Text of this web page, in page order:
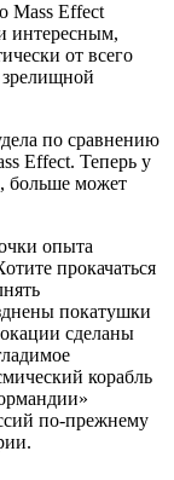
Mass Effect
интересным,
от всего
зрелищной
по сравнению
Effect. Теперь у
больше может
опыта
прокачаться
покатушки
сделаны
корабль
по-прежнему